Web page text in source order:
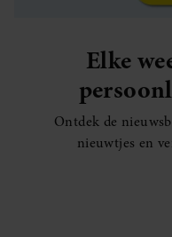
Elke
Ontdek de
nieuwtjes en